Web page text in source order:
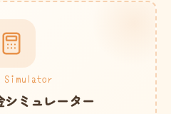
シミュレーター